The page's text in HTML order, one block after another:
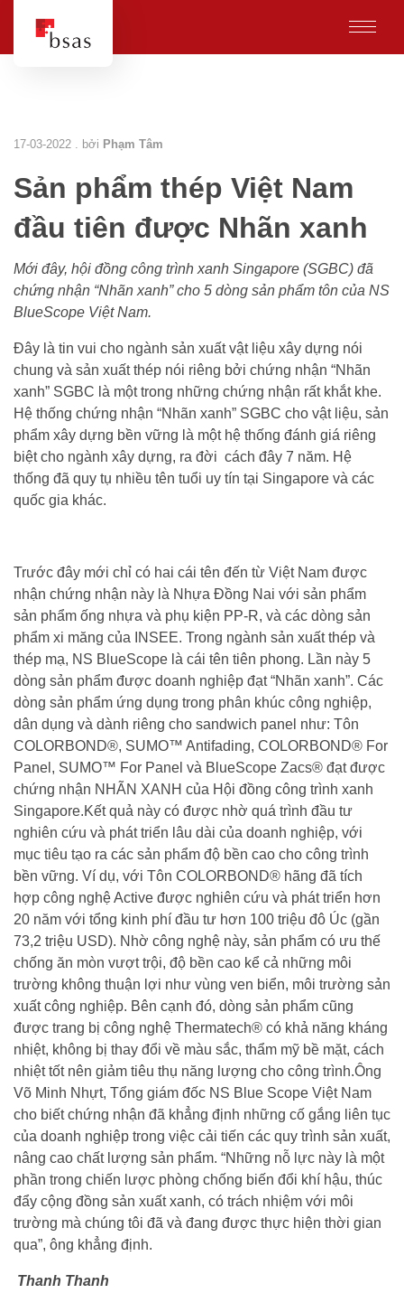
17-03-2022 . bởi Phạm Tâm
Sản phẩm thép Việt Nam
đầu tiên được Nhãn xanh
Mới đây, hội đồng công trình xanh Singapore (SGBC) đã
chứng nhận “Nhãn xanh” cho 5 dòng sản phẩm tôn của NS
BlueScope Việt Nam.
Đây là tin vui cho ngành sản xuất vật liệu xây dựng nói
chung và sản xuất thép nói riêng bởi chứng nhận “Nhãn
xanh” SGBC là một trong những chứng nhận rất khắt khe.
Hệ thống chứng nhận “Nhãn xanh” SGBC cho vật liệu, sản
phẩm xây dựng bền vững là một hệ thống đánh giá riêng
biệt cho ngành xây dựng, ra đời cách đây 7 năm. Hệ
thống đã quy tụ nhiều tên tuổi uy tín tại Singapore và các
quốc gia khác.
Trước đây mới chỉ có hai cái tên đến từ Việt Nam được
nhận chứng nhận này là Nhựa Đồng Nai với sản phẩm
sản phẩm ống nhựa và phụ kiện PP-R, và các dòng sản
phẩm xi măng của INSEE. Trong ngành sản xuất thép và
thép mạ, NS BlueScope là cái tên tiên phong. Lần này 5
dòng sản phẩm được doanh nghiệp đạt “Nhãn xanh”. Các
dòng sản phẩm ứng dụng trong phân khúc công nghiệp,
dân dụng và dành riêng cho sandwich panel như: Tôn
COLORBOND®, SUMO™ Antifading, COLORBOND® For
Panel, SUMO™ For Panel và BlueScope Zacs® đạt được
chứng nhận NHÃN XANH của Hội đồng công trình xanh
Singapore.Kết quả này có được nhờ quá trình đầu tư
nghiên cứu và phát triển lâu dài của doanh nghiệp, với
mục tiêu tạo ra các sản phẩm độ bền cao cho công trình
bền vững. Ví dụ, với Tôn COLORBOND® hãng đã tích
hợp công nghệ Active được nghiên cứu và phát triển hơn
20 năm với tổng kinh phí đầu tư hơn 100 triệu đô Úc (gần
73,2 triệu USD). Nhờ công nghệ này, sản phẩm có ưu thế
chống ăn mòn vượt trội, độ bền cao kể cả những môi
trường không thuận lợi như vùng ven biển, môi trường sản
xuất công nghiệp. Bên cạnh đó, dòng sản phẩm cũng
được trang bị công nghệ Thermatech® có khả năng kháng
nhiệt, không bị thay đổi về màu sắc, thẩm mỹ bề mặt, cách
nhiệt tốt nên giảm tiêu thụ năng lượng cho công trình.Ông
Võ Minh Nhựt, Tổng giám đốc NS Blue Scope Việt Nam
cho biết chứng nhận đã khẳng định những cố gắng liên tục
của doanh nghiệp trong việc cải tiến các quy trình sản xuất,
nâng cao chất lượng sản phẩm. “Những nỗ lực này là một
phần trong chiến lược phòng chống biến đổi khí hậu, thúc
đẩy cộng đồng sản xuất xanh, có trách nhiệm với môi
trường mà chúng tôi đã và đang được thực hiện thời gian
qua”, ông khẳng định.
Thanh Thanh